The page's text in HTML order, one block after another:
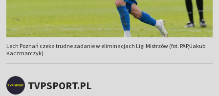
Lech Poznań czeka trudne zadanie w eliminacjach Ligi Mistrzów (fot. PAP/Jakub
Kaczmarczyk)
TVPSPORT.PL